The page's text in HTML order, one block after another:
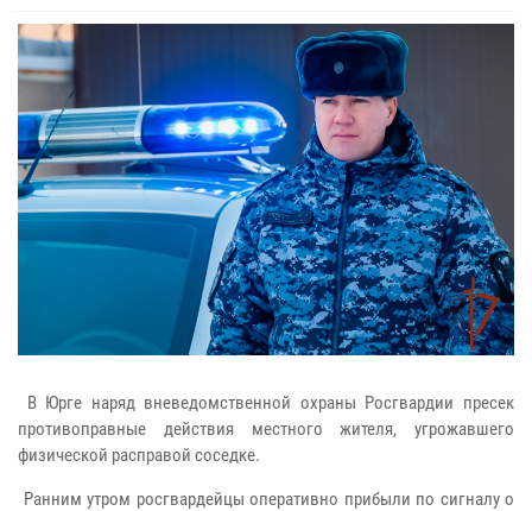
В Юрге наряд вневедомственной охраны Росгвардии пресек
противоправные действия местного жителя, угрожавшего
физической расправой соседке.
Ранним утром росгвардейцы оперативно прибыли по сигналу о